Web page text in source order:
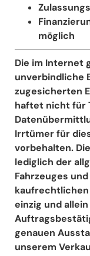
möglich
Die im Internet
unverbindliche
zugesicherten
haftet nicht für
Irrtümer für
vorbehalten.
lediglich der
Fahrzeuges
kaufrechtlichen
einzig und
genauen
unserem